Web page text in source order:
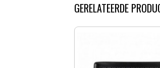
GERELATEERDE